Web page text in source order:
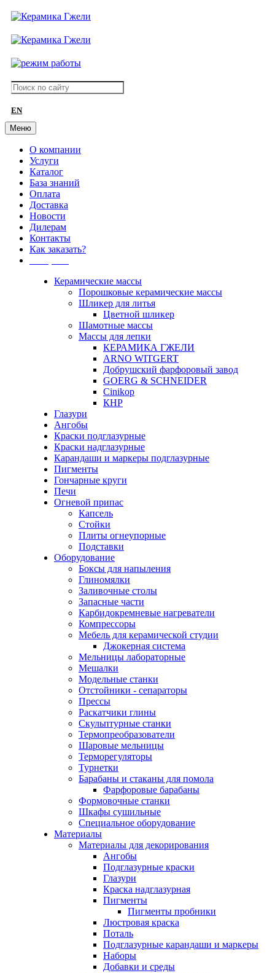
EN
Меню
О компании
Услуги
Каталог
База знаний
Оплата
Доставка
Новости
Дилерам
Контакты
Как заказать?
Керамические массы
Порошковые керамические массы
Шликер для литья
Цветной шликер
Шамотные массы
Массы для лепки
КЕРАМИКА ГЖЕЛИ
ARNO WITGERT
Добрушский фарфоровый завод
GOERG & SCHNEIDER
Cinikop
КНР
Глазури
Ангобы
Краски подглазурные
Краски надглазурные
Карандаши и маркеры подглазурные
Пигменты
Гончарные круги
Печи
Огневой припас
Капсель
Стойки
Плиты огнеупорные
Подставки
Оборудование
Боксы для напыления
Глиномялки
Заливочные столы
Запасные части
Карбидокремневые нагреватели
Компрессоры
Мебель для керамической студии
Джокерная система
Мельницы лабораторные
Мешалки
Модельные станки
Отстойники - сепараторы
Прессы
Раскатчики глины
Скульптурные станки
Термопреобразователи
Шаровые мельницы
Терморегуляторы
Турнетки
Барабаны и стаканы для помола
Фарфоровые барабаны
Формовочные станки
Шкафы сушильные
Специальное оборудование
Материалы
Материалы для декорирования
Ангобы
Подглазурные краски
Глазури
Краска надглазурная
Пигменты
Пигменты пробники
Люстровая краска
Поталь
Подглазурные карандаши и маркеры
Наборы
Добавки и среды